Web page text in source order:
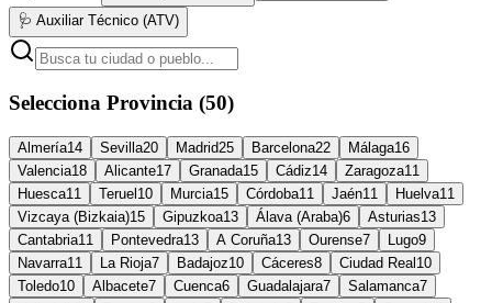
🩺 Auxiliar Técnico (ATV)
Selecciona Provincia (50)
Almería14 Sevilla20 Madrid25 Barcelona22 Málaga16
Valencia18 Alicante17 Granada15 Cádiz14 Zaragoza11
Huesca11 Teruel 10 Murcia15 Córdoba11 Jaén11 Huelva11
Vizcaya (Bizkaia)15 Gipuzkoa13 Álava (Araba)6 Asturias13
Cantabria11 Pontevedra13 A Coruña13 Ourense7 Lugo9
Navarra11 La Rioja7 Badajoz10 Cáceres8 Ciudad Real 10
Toledo10 Albacete7 Cuenca6 Guadalajara7 Salamanca7